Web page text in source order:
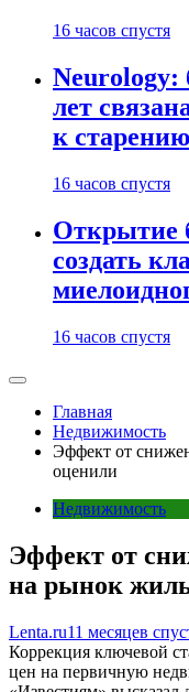
16 часов спустя
Neurology:
лет
к старению
16 часов спустя
Открытие
создать
16 часов спустя
Главная
Недвижимость
Эффект от
оценили
Недвижимость
Эффект от
на рынок
Lenta.ru11 месяцев
Коррекция ключевой
цен на первичную